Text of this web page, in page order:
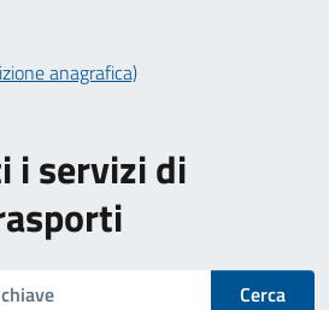
i servizi di
Cerca
anagrafica)